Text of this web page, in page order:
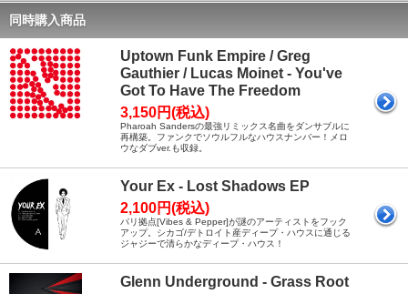
同時購入商品
Uptown Funk Empire / Greg
Gauthier / Lucas Moinet - You've
Got To Have The Freedom
3,150円(税込)
Pharoah Sandersの最強リミックス名曲をダンサブルに
再構築。ファンクでソウルフルなハウスナンバー！メロ
ウなダブver.も収録。
Your Ex - Lost Shadows EP
2,100円(税込)
パリ拠点[Vibes & Pepper]が謎のアーティストをフック
アップ。シカゴ/デトロイト産ディープ・ハウスに通じる
ジャジーで清らかなディープ・ハウス！
Glenn Underground - Grass Root